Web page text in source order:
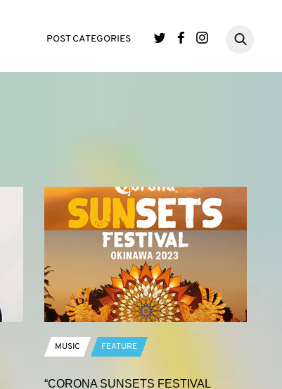
POST CATEGORIES
MUSIC FEATURE
“CORONA SUNSETS FESTIVAL